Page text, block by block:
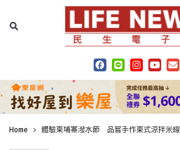
Home 體驗柬埔寨潑水節 品嘗手作柬式涼拌米線